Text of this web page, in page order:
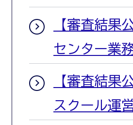
【審査結果
センター業
【審査結果
スクール運